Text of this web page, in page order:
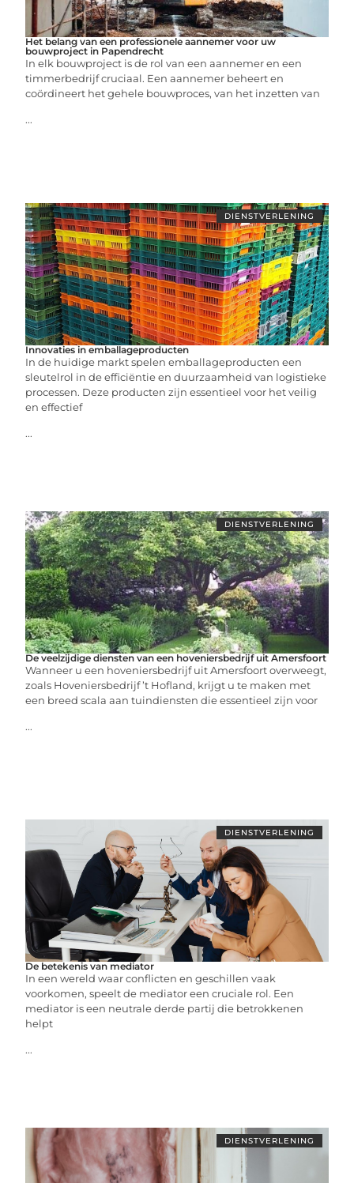
Het belang van een professionele aannemer voor uw
bouwproject in Papendrecht
In elk bouwproject is de rol van een aannemer en een
timmerbedrijf cruciaal. Een aannemer beheert en
coördineert het gehele bouwproces, van het inzetten van
...
DIENSTVERLENING
Innovaties in emballageproducten
In de huidige markt spelen emballageproducten een
sleutelrol in de efficiëntie en duurzaamheid van logistieke
processen. Deze producten zijn essentieel voor het veilig
en effectief
...
DIENSTVERLENING
De veelzijdige diensten van een hoveniersbedrijf uit Amersfoort
Wanneer u een hoveniersbedrijf uit Amersfoort overweegt,
zoals Hoveniersbedrijf ’t Hofland, krijgt u te maken met
een breed scala aan tuindiensten die essentieel zijn voor
...
DIENSTVERLENING
De betekenis van mediator
In een wereld waar conflicten en geschillen vaak
voorkomen, speelt de mediator een cruciale rol. Een
mediator is een neutrale derde partij die betrokkenen
helpt
...
DIENSTVERLENING